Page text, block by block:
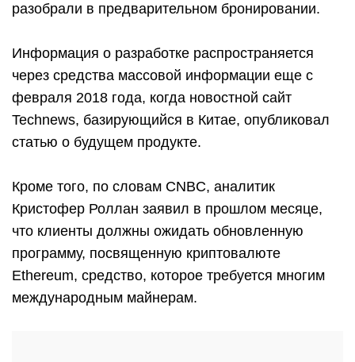
разобрали в предварительном бронировании.
Информация о разработке распространяется
через средства массовой информации еще с
февраля 2018 года, когда новостной сайт
Technews, базирующийся в Китае, опубликовал
статью о будущем продукте.
Кроме того, по словам CNBC, аналитик
Кристофер Роллан заявил в прошлом месяце,
что клиенты должны ожидать обновленную
программу, посвященную криптовалюте
Ethereum, средство, которое требуется многим
международным майнерам.